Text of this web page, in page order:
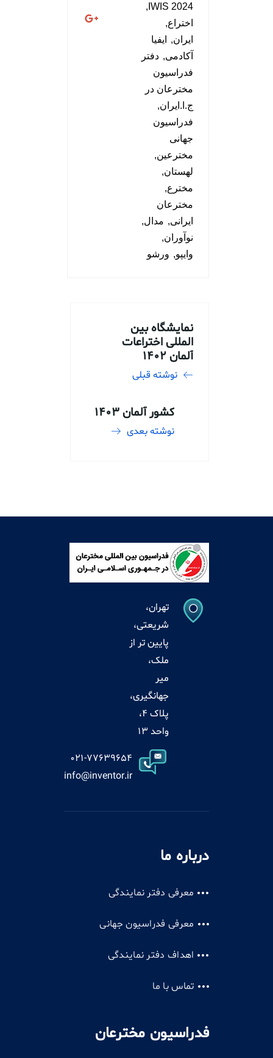
IWIS 2024
اختراع
ایران
ایفیا
آکادمی
دفتر
فدراسیون
مخترعان در
ج.ا.ایران
فدراسیون
جهانی
مخترعین
لهستان
مخترع
مخترعان
ایرانی
مدال
نوآوران
وایپو
ورشو
نمایشگاه بین
المللی اختراعات
آلمان 1402
نوشته قبلی
کشور آلمان 1403
نوشته بعدی
تهران،
شریعتی،
پایین تر از
ملک،
میر
جهانگیری،
پلاک 4،
واحد 13
021-77639654
info@inventor.ir
درباره ما
معرفی دفتر نمایندگی
معرفی فدراسیون جهانی
اهداف دفتر نمایندگی
تماس با ما
فدراسیون مخترعان